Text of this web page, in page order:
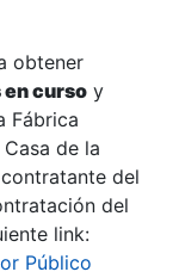
obtener
curso y
Fábrica
de la
del
del
link:
Público